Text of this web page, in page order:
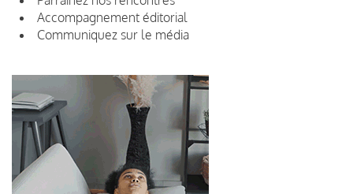
Accompagnement éditorial
Communiquez sur le média